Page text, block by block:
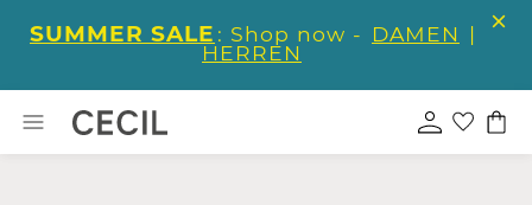
SUMMER SALE : Shop now - DAMEN |
HERREN